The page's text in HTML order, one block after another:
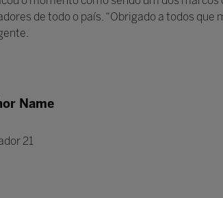
de todo o país. “Obrigado a todos
Name
21